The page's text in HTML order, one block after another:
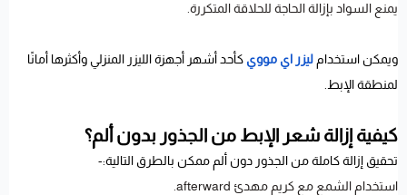
يمنع السواد بإزالة الحاجة للحلاقة المتكررة.
ويمكن استخدام ليزر اي مووي كأحد أشهر أجهزة الليزر المنزلي وأكثرها أمانًا
لمنطقة الإبط.
كيفية إزالة شعر الإبط من الجذور بدون ألم؟
تحقيق إزالة كاملة من الجذور دون ألم ممكن بالطرق التالية:-
استخدام الشمع مع كريم مهدئ afterward.